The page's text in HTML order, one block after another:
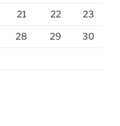
21 22 23
28 29 30